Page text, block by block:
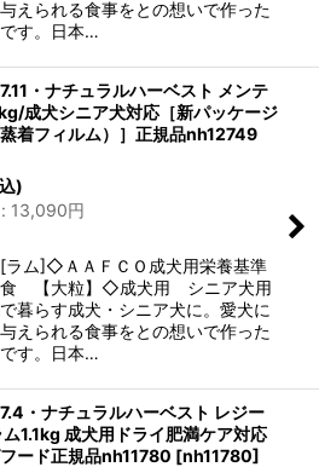
えられる食事をとの想いで作った
す。日本…
・ナチュラルハーベスト メンテ
成犬シニア犬対応［新パッケージ
着フィルム）］正規品nh12749
)
: 13,090円
[ラム]◇ＡＡＦＣＯ成犬用栄養基準
食 【大粒】◇成犬用 シニア犬用
暮らす成犬・シニア犬に。愛犬に
えられる食事をとの想いで作った
す。日本…
・ナチュラルハーベスト レジー
1.1kg 成犬用ドライ肥満ケア対応
ード正規品nh11780 [nh11780]